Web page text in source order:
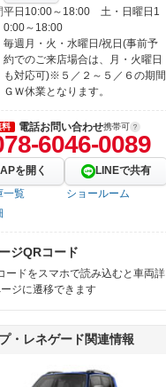
平日10:00～18:00 土・日曜日1
0:00～18:00
毎週月・火・水曜日/祝日(事前予
約でのご来店場合は、月・火曜日
も対応可)※５／２～５／６の期間
ＧＷ休業となります。
料 電話お問い合わせ携帯可
6046-0089
を開く
LINEで共有
一覧
ショールーム
ジQRコード
ードをスマホで読み込むと車両詳
ジに遷移できます
・レネゲード関連情報